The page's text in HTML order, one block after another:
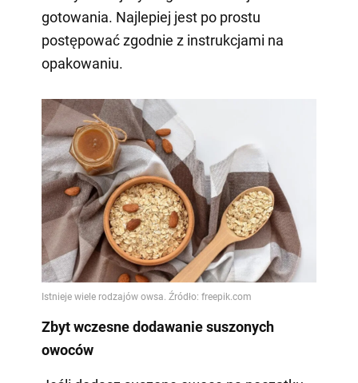
gotowania. Najlepiej jest po prostu
postępować zgodnie z instrukcjami na
opakowaniu.
Zbyt wczesne dodawanie suszonych
owoców